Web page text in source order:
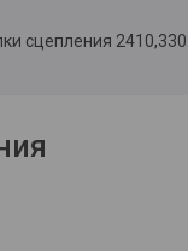
сцепления